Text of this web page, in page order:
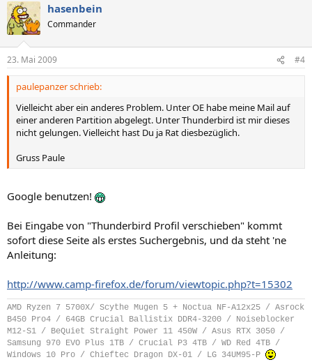
hasenbein
Commander
23. Mai 2009 #4
paulepanzer schrieb:
Vielleicht aber ein anderes Problem. Unter OE habe meine Mail auf
einer anderen Partition abgelegt. Unter Thunderbird ist mir dieses
nicht gelungen. Vielleicht hast Du ja Rat diesbezüglich.
Gruss Paule
Google benutzen!
Bei Eingabe von "Thunderbird Profil verschieben" kommt
sofort diese Seite als erstes Suchergebnis, und da steht 'ne
Anleitung:
http://www.camp-firefox.de/forum/viewtopic.php?t=15302
AMD Ryzen 7 5700X/ Scythe Mugen 5 + Noctua NF-A12x25 / Asrock
B450 Pro4 / 64GB Crucial Ballistix DDR4-3200 / Noiseblocker
M12-S1 / BeQuiet Straight Power 11 450W / Asus RTX 3050 /
Samsung 970 EVO Plus 1TB / Crucial P3 4TB / WD Red 4TB /
Windows 10 Pro / Chieftec Dragon DX-01 / LG 34UM95-P